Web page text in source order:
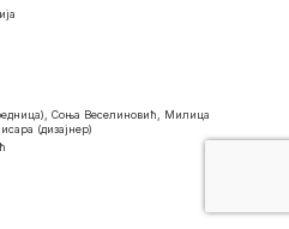
Соња Веселиновић, Милица
(дизајнер)